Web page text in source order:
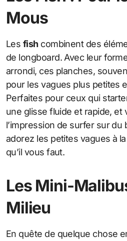
Mous
Les fish combinent des
de longboard. Avec leur
arrondi, ces planches,
pour les vagues plus petites
Perfaites pour ceux qui
une glisse fluide et rapide, et
l’impression de surfer sur du
adorez les petites vagues à
qu’il vous faut.
Les Mini-
Milieu
En quête de quelque chose